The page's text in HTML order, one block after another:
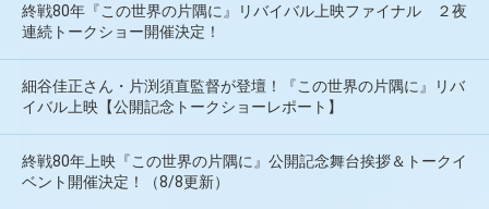
終戦80年『この世界の片隅に』リバイバル上映ファイナル ２夜
連続トークショー開催決定！
細谷佳正さん・片渕須直監督が登壇！『この世界の片隅に』リバ
イバル上映【公開記念トークショーレポート】
終戦80年上映『この世界の片隅に』公開記念舞台挨拶＆トークイ
ベント開催決定！（8/8更新）